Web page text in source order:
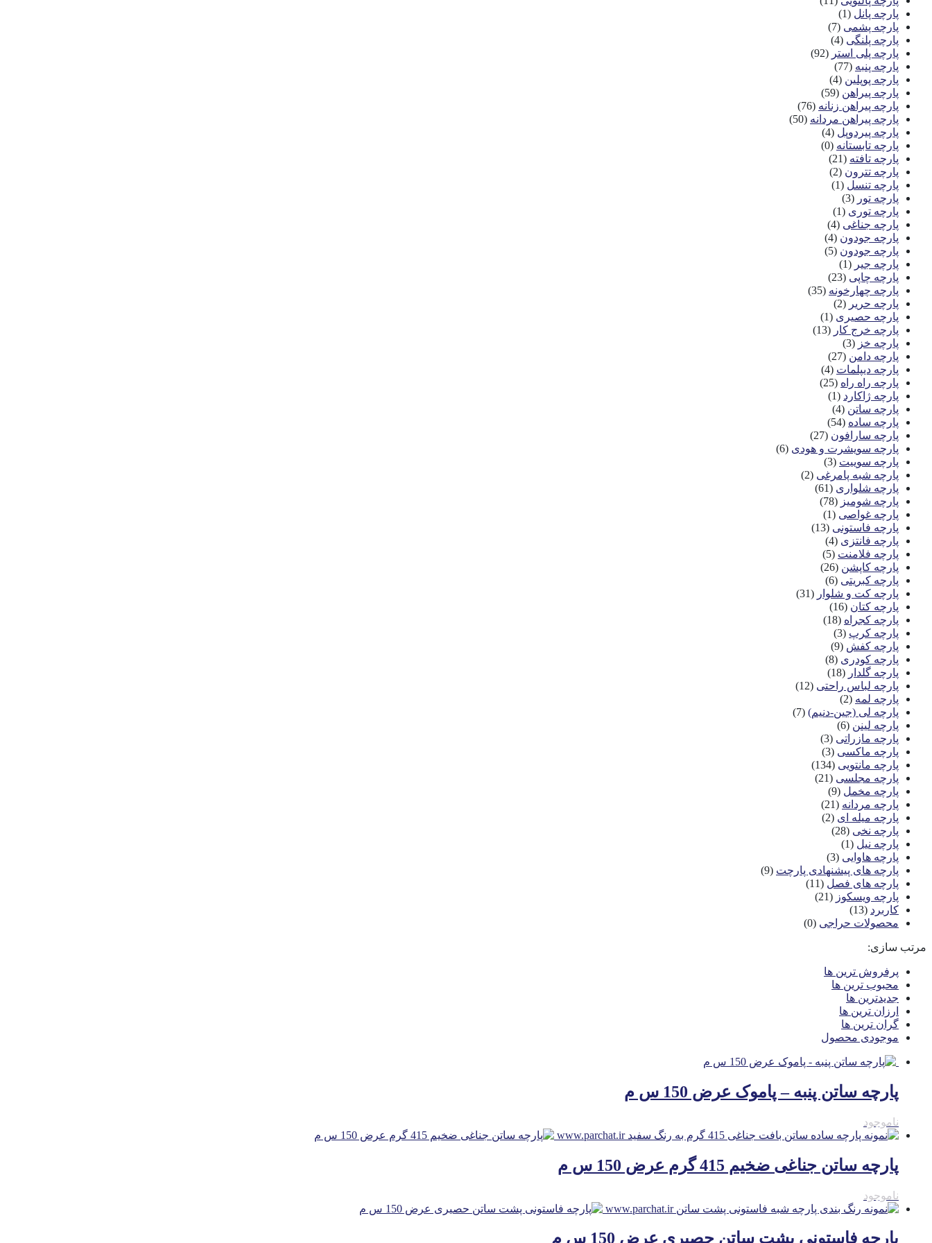
پارچه پانل (1)
پارچه پشمی (7)
پارچه پلنگی (4)
پارچه پلی استر (92)
پارچه پنبه (77)
پارچه پوپلین (4)
پارچه پیراهن (59)
پارچه پیراهن زنانه (76)
پارچه پیراهن مردانه (50)
پارچه پیردوپل (4)
پارچه تابستانه (0)
پارچه تافته (21)
پارچه تترون (2)
پارچه تنسل (1)
پارچه تور (3)
پارچه توری (1)
پارچه جناغی (4)
پارچه جودون (4)
پارچه جودون (5)
پارچه جیر (1)
پارچه چاپی (23)
پارچه چهارخونه (35)
پارچه حریر (2)
پارچه حصیری (1)
پارچه خرج کار (13)
پارچه خز (3)
پارچه دامن (27)
پارچه دیپلمات (4)
پارچه راه راه (25)
پارچه ژاکارد (1)
پارچه ساتن (4)
پارچه ساده (54)
پارچه سارافون (27)
پارچه سویشرت و هودی (6)
پارچه سوییت (3)
پارچه شبه پامرغی (2)
پارچه شلواری (61)
پارچه شومیز (78)
پارچه غواصی (1)
پارچه فاستونی (13)
پارچه فانتزی (4)
پارچه فلامنت (5)
پارچه کاپشن (26)
پارچه کبریتی (6)
پارچه کت و شلوار (31)
پارچه کتان (16)
پارچه کجراه (18)
پارچه کرپ (3)
پارچه کفش (9)
پارچه کودری (8)
پارچه گلدار (18)
پارچه لباس راحتی (12)
پارچه لمه (2)
پارچه لی (جین-دنیم) (7)
پارچه لینن (6)
پارچه مازراتی (3)
پارچه ماکسی (3)
پارچه مانتویی (134)
پارچه مجلسی (21)
پارچه مخمل (9)
پارچه مردانه (21)
پارچه میله ای (2)
پارچه نخی (28)
پارچه نیل (1)
پارچه هاوایی (3)
پارچه های پیشنهادی پارچت (9)
پارچه های فصل (11)
پارچه ویسکوز (21)
کاربرد (13)
محصولات حراجی (0)
مرتب سازی:
پرفروش ترین ها
محبوب ترین ها
جدیدترین ها
ارزان ترین ها
گران ترین ها
موجودی محصول
پارچه ساتن پنبه – پاموک عرض 150 س م
ناموجود
پارچه ساتن جناغی ضخیم 415 گرم عرض 150 س م
ناموجود
پارچه فاستونی پشت ساتن حصیری عرض 150 س م